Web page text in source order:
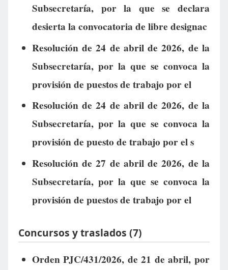
Subsecretaría, por la que se declara
desierta la convocatoria de libre designac
Resolución de 24 de abril de 2026, de la
Subsecretaría, por la que se convoca la
provisión de puestos de trabajo por el
Resolución de 24 de abril de 2026, de la
Subsecretaría, por la que se convoca la
provisión de puesto de trabajo por el s
Resolución de 27 de abril de 2026, de la
Subsecretaría, por la que se convoca la
provisión de puestos de trabajo por el
Concursos y traslados (7)
Orden PJC/431/2026, de 21 de abril, por